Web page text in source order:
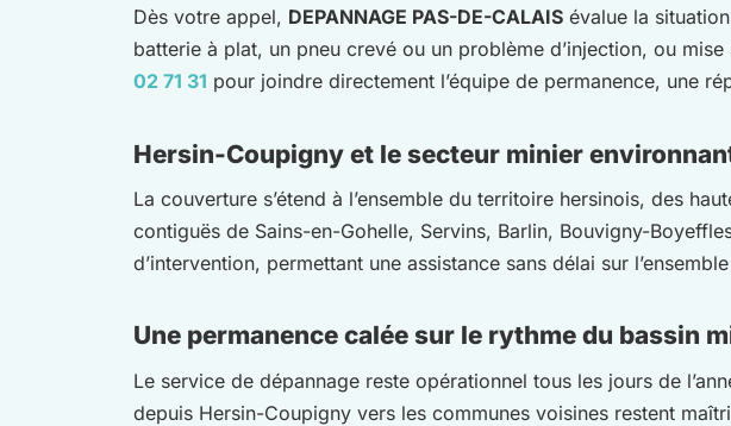
Dès votre appel, DEPANNAGE PAS-DE-CALAIS évalue la
batterie à plat, un pneu crevé ou un problème d’injection, ou
02 71 31 pour joindre directement l’équipe de permanence, une
Hersin-Coupigny et le secteur minier
La couverture s’étend à l’ensemble du territoire hersinois, des
contiguës de Sains-en-Gohelle, Servins, Barlin, Bouvigny-
d’intervention, permettant une assistance sans délai sur
Une permanence calée sur le rythme du bassin
Le service de dépannage reste opérationnel tous les jours de
depuis Hersin-Coupigny vers les communes voisines restent